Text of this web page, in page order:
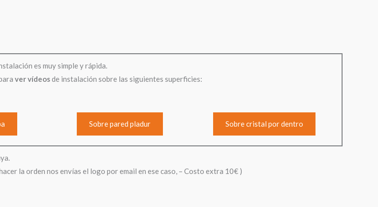
es muy simple y rápida.
vervídeosde instalación sobre las siguientes superficies:
Sobre pared pladur Sobre cristal por dentro
la orden nos envías el logo por email en ese caso, – Costo extra 10€ )